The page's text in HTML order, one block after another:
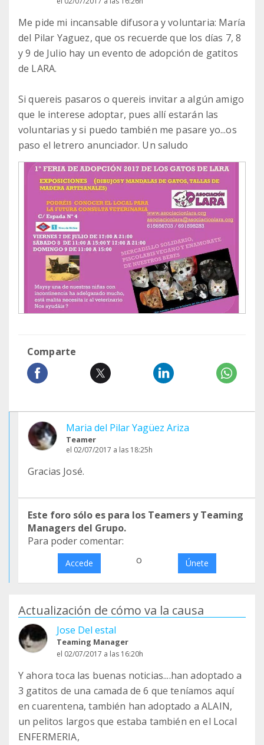
Me pide mi incansable difusora y voluntaria: María
del Pilar Yaguez, que os recuerde que los días 7, 8
y 9 de Julio hay un evento de adopción de gatitos
de LARA.
Si quereis pasaros o quereis invitar a algún amigo
que le interese adoptar, pues allí estarán las
voluntarias y si puedo también me pasare yo...os
paso el letrero anunciador. Un saludo
Comparte
Maria del Pilar Yagüez Ariza
Teamer
el 02/07/2017 a las 18:25h
Gracias José.
Este foro sólo es para los Teamers y Teaming
Managers del Grupo.
Para poder comentar:
Accede o Únete
Actualización de cómo va la causa
Jose Del estal
Teaming Manager
el 02/07/2017 a las 16:20h
Y ahora toca las buenas noticias....han adoptado a
3 gatitos de una camada de 6 que teníamos aquí
en cuarentena, también han adoptado a ALAIN,
un pelitos largos que estaba también en el Local
ENFERMERIA,